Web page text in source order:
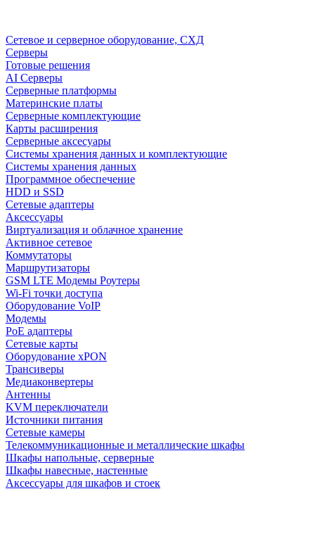
Сетевое и серверное оборудование, СХД
Cерверы
Готовые решения
AI Серверы
Серверные платформы
Материнские платы
Серверные комплектующие
Карты расширения
Серверные аксесуары
Системы хранения данных и комплектующие
Системы хранения данных
Программное обеспечение
HDD и SSD
Сетевые адаптеры
Аксессуары
Виртуализация и облачное хранение
Активное сетевое
Коммутаторы
Маршрутизаторы
GSM LTE Модемы Роутеры
Wi-Fi точки доступа
Оборудование VoIP
Модемы
PoE адаптеры
Сетевые карты
Оборудование xPON
Трансиверы
Медиаконвертеры
Антенны
KVM переключатели
Источники питания
Сетевые камеры
Телекоммуникационные и металлические шкафы
Шкафы напольные, серверные
Шкафы навесные, настенные
Аксессуары для шкафов и стоек